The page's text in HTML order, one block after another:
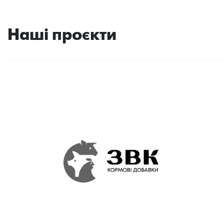
Наші проєкти